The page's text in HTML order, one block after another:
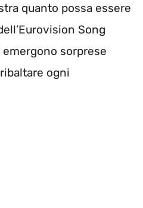
quanto possa essere
Song
sorprese
ogni